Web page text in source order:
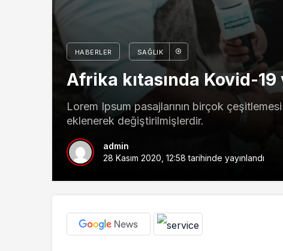
HABERLER SAĞLIK
Afrika kıtasında Kovid-
Lorem Ipsum pasajlarının birçok
eklenerek değiştirilmişlerdir.
admin
28 Kasım 2020, 12:58 tarihinde yayınlandı